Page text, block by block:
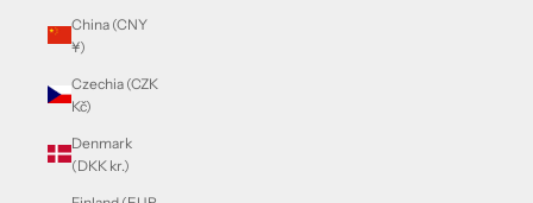
China (CNY
¥)
Czechia (CZK
Kč)
Denmark
(DKK kr.)